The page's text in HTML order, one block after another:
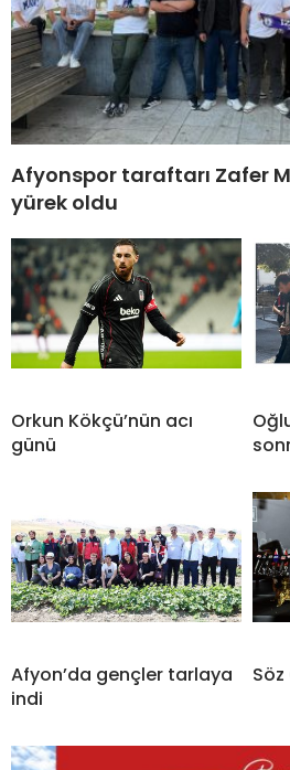
Afyonspor taraftarı Zafer
yürek oldu
Orkun Kökçü’nün acı
günü
Afyon’da gençler tarlaya
indi